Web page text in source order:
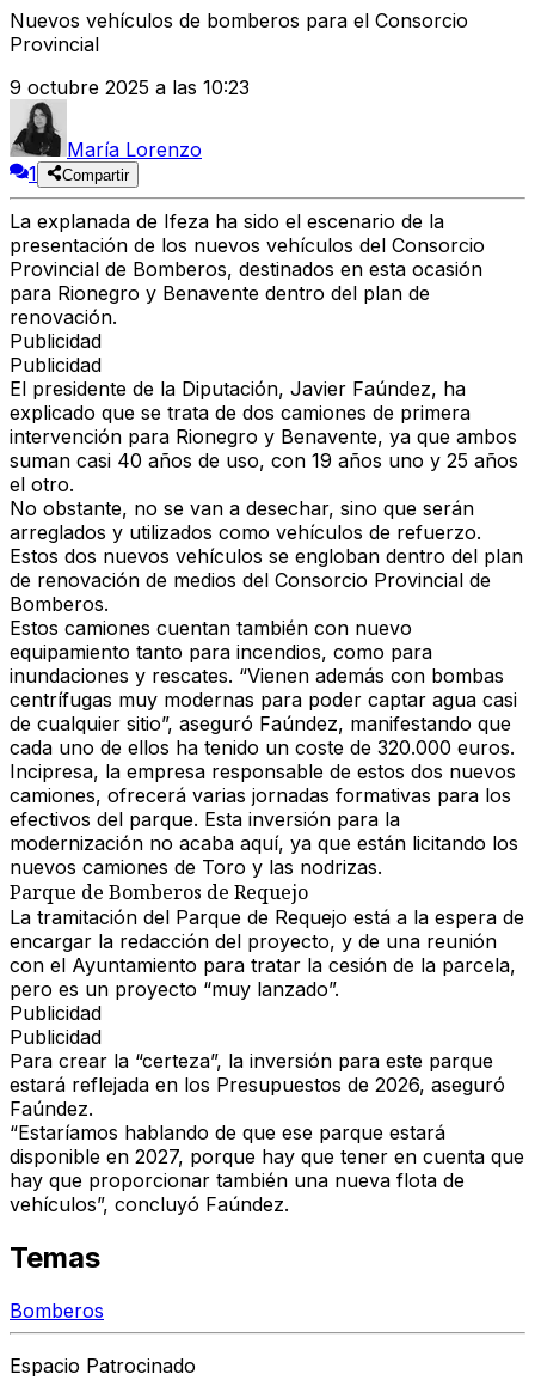
Nuevos vehículos de bomberos para el Consorcio
Provincial
9 octubre 2025 a las 10:23
María Lorenzo
1
Compartir
La explanada de Ifeza ha sido el escenario de la
presentación de los nuevos vehículos del Consorcio
Provincial de Bomberos, destinados en esta ocasión
para Rionegro y Benavente dentro del plan de
renovación.
Publicidad
Publicidad
El presidente de la Diputación, Javier Faúndez, ha
explicado que se trata de dos camiones de primera
intervención para Rionegro y Benavente, ya que ambos
suman casi 40 años de uso, con 19 años uno y 25 años
el otro.
No obstante, no se van a desechar, sino que serán
arreglados y utilizados como vehículos de refuerzo.
Estos dos nuevos vehículos se engloban dentro del plan
de renovación de medios del Consorcio Provincial de
Bomberos.
Estos camiones cuentan también con nuevo
equipamiento tanto para incendios, como para
inundaciones y rescates. “Vienen además con bombas
centrífugas muy modernas para poder captar agua casi
de cualquier sitio”, aseguró Faúndez, manifestando que
cada uno de ellos ha tenido un coste de 320.000 euros.
Incipresa, la empresa responsable de estos dos nuevos
camiones, ofrecerá varias jornadas formativas para los
efectivos del parque. Esta inversión para la
modernización no acaba aquí, ya que están licitando los
nuevos camiones de Toro y las nodrizas.
Parque de Bomberos de Requejo
La tramitación del Parque de Requejo está a la espera de
encargar la redacción del proyecto, y de una reunión
con el Ayuntamiento para tratar la cesión de la parcela,
pero es un proyecto “muy lanzado”.
Publicidad
Publicidad
Para crear la “certeza”, la inversión para este parque
estará reflejada en los Presupuestos de 2026, aseguró
Faúndez.
“Estaríamos hablando de que ese parque estará
disponible en 2027, porque hay que tener en cuenta que
hay que proporcionar también una nueva flota de
vehículos”, concluyó Faúndez.
Temas
Bomberos
Espacio Patrocinado